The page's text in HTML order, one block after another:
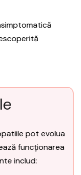
pot evolua
funcționarea
includ: